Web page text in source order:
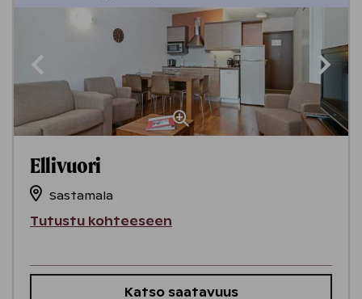
Ellivuori
Sastamala
Tutustu kohteeseen
Katso saatavuus